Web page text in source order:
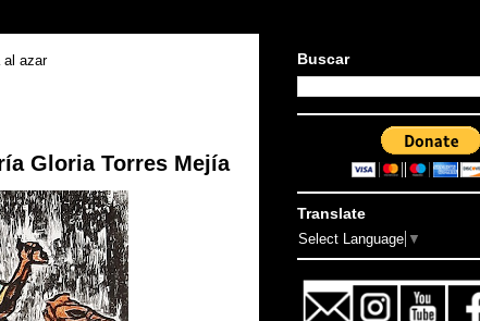
al azar
Gloria Torres Mejía
Buscar
Translate
Select Language ▼